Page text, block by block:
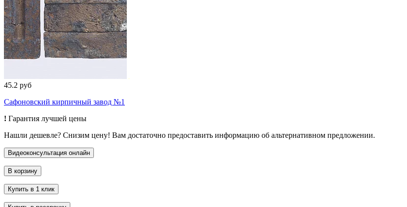
45.2 руб
Сафоновский кирпичный завод №1
! Гарантия лучшей цены
Нашли дешевле? Снизим цену! Вам достаточно предоставить информацию об альтернативном предложении.